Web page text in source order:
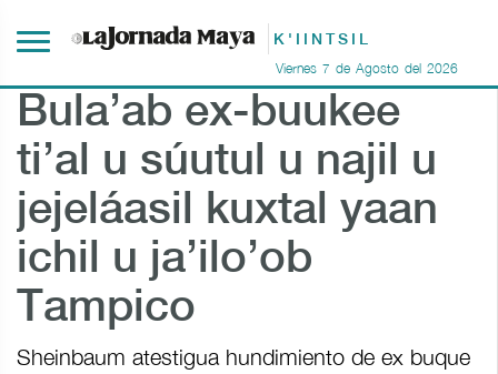
K'IINTSIL
Viernes 7 de Agosto del 2026
Bula’ab ex-buukee
ti’al u súutul u najil u
jejeláasil kuxtal yaan
ichil u ja’ilo’ob
Tampico
Sheinbaum atestigua hundimiento de ex buque